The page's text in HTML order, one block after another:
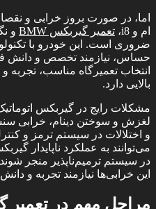
اما، در صورت بروز خرابی و
ام و i8،
تعمیر گیربکس BMW
و
ضروری است. این خودرو با
حساس، نیازمند تخصص و دانش
انتخاب تعمیرگاه مناسب،
بالایی دارد.
لغزش و سوختن دینام، خرابی
و اختلالات در سیستم ترمز و
می‌توانند به عملکرد ناپایدار
در سیستم ترمیم‌ناپذیر منجر
این خرابی‌ها نیازمند تجربه و
مراحل مهم در تعمیر